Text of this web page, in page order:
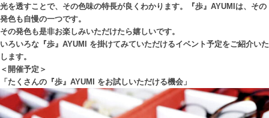
光を透すことで、その色味の特長が良くわかります。『歩』AYUMIは、その
発色も自慢の一つです。
その発色も是非お楽しみいただけたら嬉しいです。
いろいろな『歩』AYUMI を掛けてみていただけるイベント予定をご紹介いた
します。
＜開催予定＞
「たくさんの『歩』AYUMI をお試しいただける機会」